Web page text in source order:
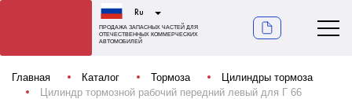
Ru
ПРОДАЖА ЗАПАСНЫХ ЧАСТЕЙ ДЛЯ
ОТЕЧЕСТВЕННЫХ КОММЕРЧЕСКИХ
АВТОМОБИЛЕЙ
Главная Каталог Тормоза
Цилиндры тормоза
Цилиндр тормозной рабочий передний левый для Г 66